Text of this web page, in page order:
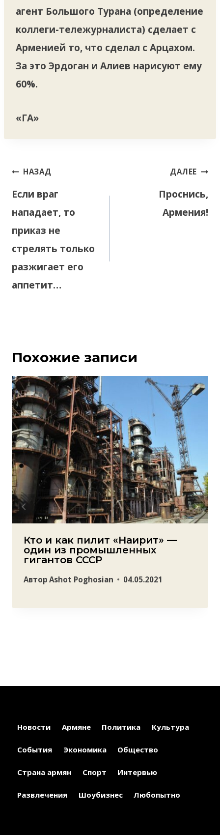
агент Большого Турана (определение
коллеги-тележурналиста) сделает с
Арменией то, что сделал с Арцахом.
За это Эрдоган и Алиев нарисуют ему
60%.
«ГА»
Навигация
записям
НАЗАД
Если враг
нападает, то
приказ не
стрелять только
разжигает его
аппетит…
ДАЛЕЕ
Проснись,
Армения!
Похожие записи
Кто и как пилит «Наирит» —
один из промышленных
гигантов СССР
Автор Ashot Poghosian 04.05.2021
Новости Армяне Политика Культура
События Экономика Общество
Страна армян Спорт Интервью
Развлечения Шоубизнес Любопытно